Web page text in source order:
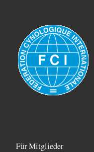
Für Mitglieder